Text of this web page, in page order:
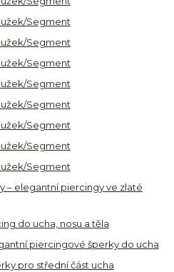
Segment
Segment
Segment
Segment
Segment
Segment
Segment
Segment
– elegantní piercingy ve zlaté
do ucha, nosu a těla
piercingové šperky do ucha
pro střední část ucha